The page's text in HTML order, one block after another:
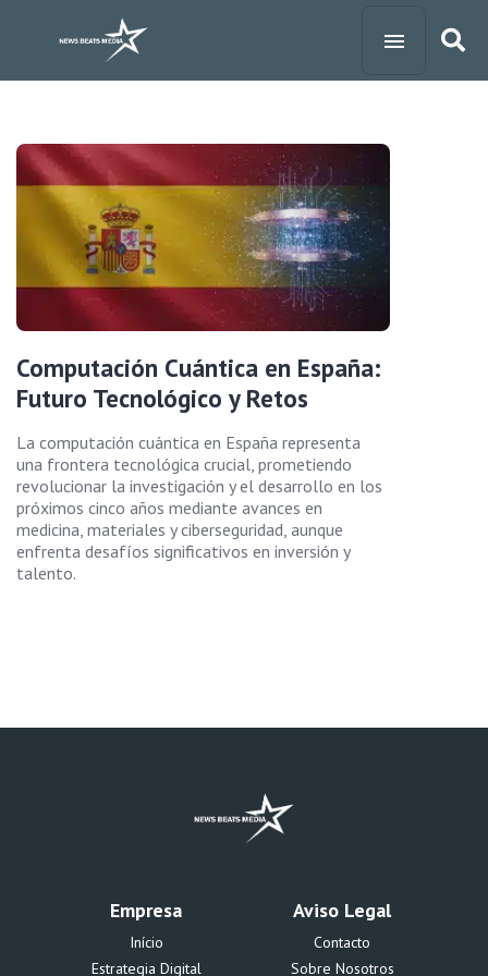
Computación Cuántica en España:
Futuro Tecnológico y Retos
La computación cuántica en España representa
una frontera tecnológica crucial, prometiendo
revolucionar la investigación y el desarrollo en los
próximos cinco años mediante avances en
medicina, materiales y ciberseguridad, aunque
enfrenta desafíos significativos en inversión y
talento.
Empresa
Início
Estrategia Digital
Aviso Legal
Contacto
Sobre Nosotros